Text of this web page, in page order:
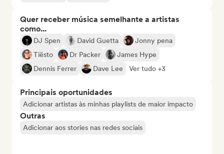
Quer receber música semelhante a artistas
como...
DJ Spen David Guetta
Jonny pena
Tiësto
Dr Packer
James Hype
Dennis Ferrer
Dave Lee Ver tudo +3
Principais oportunidades
Adicionar artistas às minhas playlists de maior impacto
Outras
Adicionar aos stories nas redes sociais